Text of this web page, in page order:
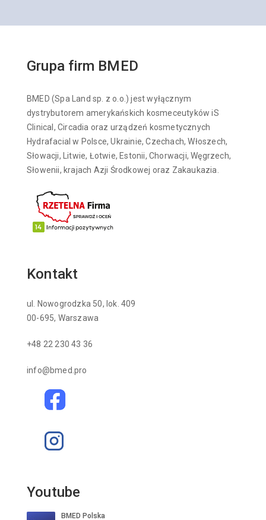
Grupa firm BMED
BMED (Spa Land sp. z o.o.) jest wyłącznym
dystrybutorem amerykańskich kosmeceutyków iS
Clinical, Circadia oraz urządzeń kosmetycznych
Hydrafacial w Polsce, Ukrainie, Czechach, Włoszech,
Słowacji, Litwie, Łotwie, Estonii, Chorwacji, Węgrzech,
Słowenii, krajach Azji Środkowej oraz Zakaukazia.
Kontakt
ul. Nowogrodzka 50, lok. 409
00-695, Warszawa
+48 22 230 43 36
info@bmed.pro
Youtube